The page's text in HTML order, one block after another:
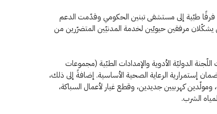
فرقًا طبّية إلى مستشفى تبنين الحكومي وقدّمت الدعم
مرفقين حيويّين لخدمة المدنيّين المتضرّرين من
الدوليّة الأدوية والإمدادات الطبّية (مجموعات
إستمرارية الرعاية الصحية الأساسية. إضافةً إلى ذلك،
لترٍ من المازوت، ومولّدين كهربيين جديدين، وقطع غيار لأعمال السباكة،
الشرب.